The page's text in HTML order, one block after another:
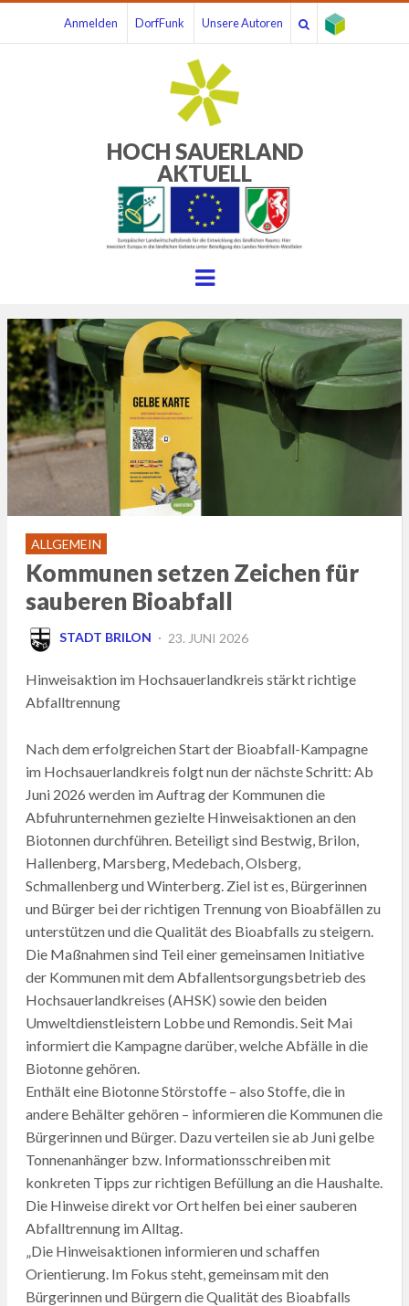
Anmelden DorfFunk Unsere Autoren
HOCH SAUERLAND
AKTUELL
Menu
ALLGEMEIN
Kommunen setzen Zeichen für
sauberen Bioabfall
STADT BRILON
POSTED
23. JUNI 2026
Hinweisaktion im Hochsauerlandkreis stärkt richtige
Abfalltrennung
Nach dem erfolgreichen Start der Bioabfall-Kampagne
im Hochsauerlandkreis folgt nun der nächste Schritt: Ab
Juni 2026 werden im Auftrag der Kommunen die
Abfuhrunternehmen gezielte Hinweisaktionen an den
Biotonnen durchführen. Beteiligt sind Bestwig, Brilon,
Hallenberg, Marsberg, Medebach, Olsberg,
Schmallenberg und Winterberg. Ziel ist es, Bürgerinnen
und Bürger bei der richtigen Trennung von Bioabfällen zu
unterstützen und die Qualität des Bioabfalls zu steigern.
Die Maßnahmen sind Teil einer gemeinsamen Initiative
der Kommunen mit dem Abfallentsorgungsbetrieb des
Hochsauerlandkreises (AHSK) sowie den beiden
Umweltdienstleistern Lobbe und Remondis. Seit Mai
informiert die Kampagne darüber, welche Abfälle in die
Biotonne gehören.
Enthält eine Biotonne Störstoffe – also Stoffe, die in
andere Behälter gehören – informieren die Kommunen die
Bürgerinnen und Bürger. Dazu verteilen sie ab Juni gelbe
Tonnenanhänger bzw. Informationsschreiben mit
konkreten Tipps zur richtigen Befüllung an die Haushalte.
Die Hinweise direkt vor Ort helfen bei einer sauberen
Abfalltrennung im Alltag.
„Die Hinweisaktionen informieren und schaffen
Orientierung. Im Fokus steht, gemeinsam mit den
Bürgerinnen und Bürgern die Qualität des Bioabfalls